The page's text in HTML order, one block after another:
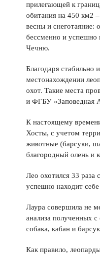
прилегающей к
обитания на 450 км2
весны и снеготаяние:
бессменно и успешно
Чечню.
Благодаря
местонахождении
охот. Такие места
и ФГБУ «Заповедная
К настоящему
Хосты, с учетом
животные (барсуки,
благородный олень и
Лео охотился 33 раза
успешно находит
Лаура совершила не
анализа полученных
собака, кабан и
Как правило,